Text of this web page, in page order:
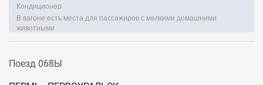
Кондиционер
В вагоне есть места для пассажиров с мелкими домашними
животными
Поезд 068Ы